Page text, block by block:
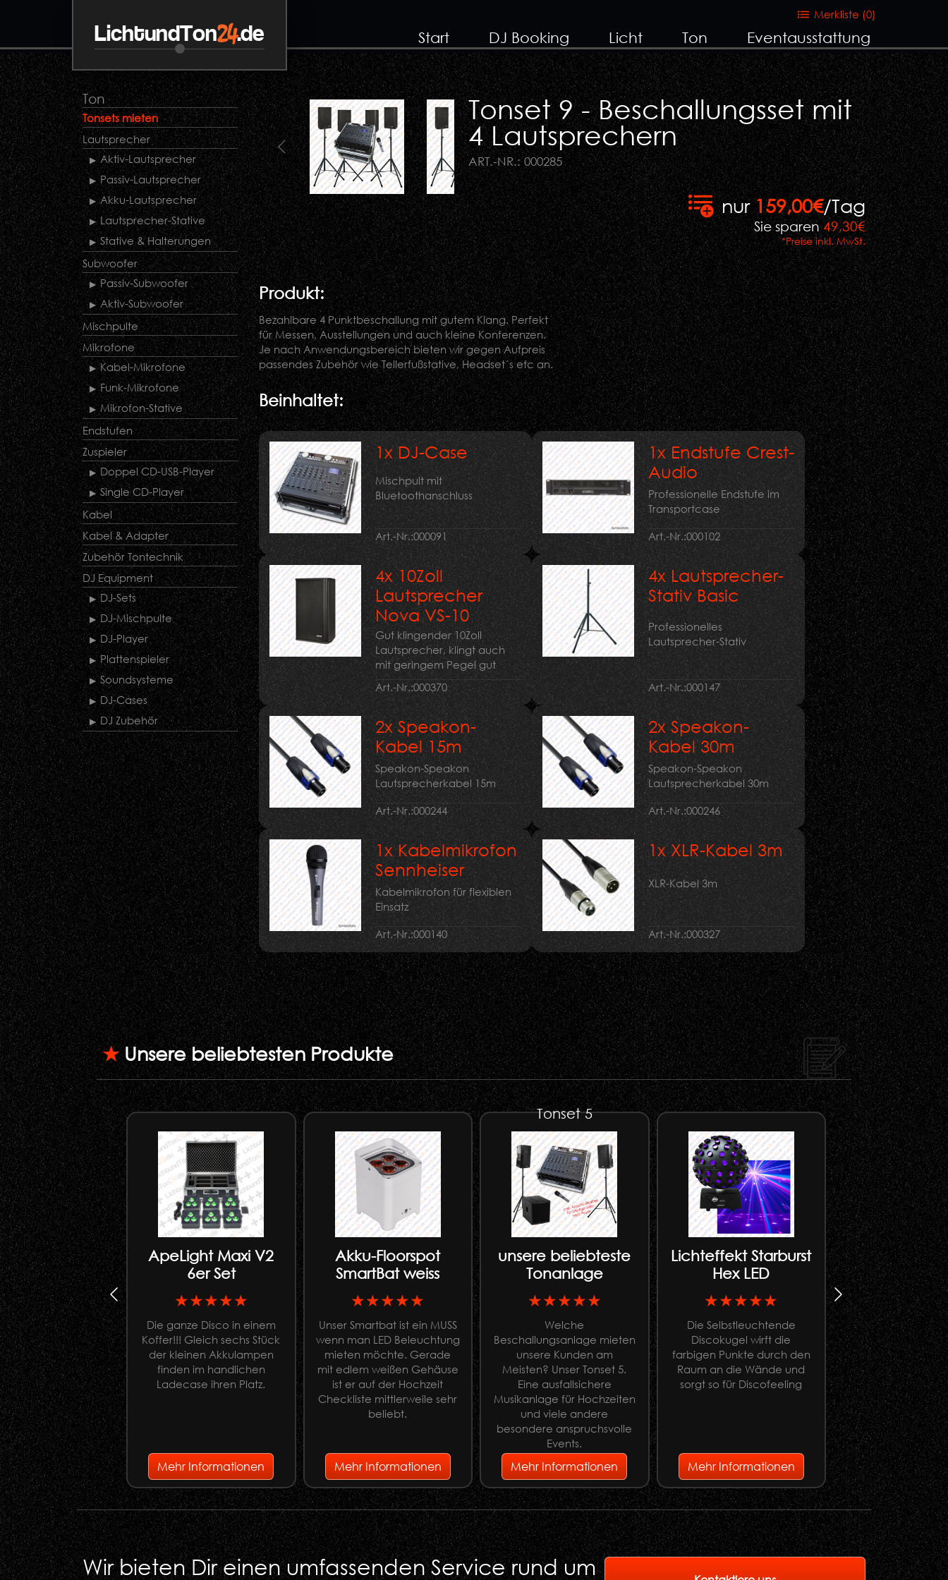
Merkliste (0)
Start DJ Booking Licht Ton Eventausstattung
LichtundTon24.de
Ton
Tonsets mieten
Lautsprecher
Aktiv-Lautsprecher
Passiv-Lautsprecher
Akku-Lautsprecher
Lautsprecher-Stative
Stative & Halterungen
Subwoofer
Passiv-Subwoofer
Aktiv-Subwoofer
Mischpulte
Mikrofone
Kabel-Mikrofone
Funk-Mikrofone
Mikrofon-Stative
Endstufen
Zuspieler
Doppel CD-USB-Player
Single CD-Player
Kabel
Kabel & Adapter
Zubehör Tontechnik
DJ Equipment
DJ-Sets
DJ-Mischpulte
DJ-Player
Plattenspieler
Soundsysteme
DJ-Cases
DJ Zubehör
Tonset 9 - Beschallungsset mit
4 Lautsprechern
ART.-NR.: 000285
nur159,00€/Tag
Sie sparen49,30€
*Preise inkl. MwSt.
Produkt:
Bezahlbare 4 Punktbeschallung mit gutem Klang. Perfekt
für Messen, Ausstellungen und auch kleine Konferenzen.
Je nach Anwendungsbereich bieten wir gegen Aufpreis
passendes Zubehör wie Tellerfußstative, Headset´s etc an.
Beinhaltet:
1x DJ-Case
Mischpult mit
Bluetoothanschluss
Art.-Nr.:000091
1x Endstufe Crest-
Audio
Professionelle Endstufe im
Transportcase
Art.-Nr.:000102
4x 10Zoll
Lautsprecher
Nova VS-10
Gut klingender 10Zoll
Lautsprecher, klingt auch
mit geringem Pegel gut
Art.-Nr.:000370
4x Lautsprecher-
Stativ Basic
Professionelles
Lautsprecher-Stativ
Art.-Nr.:000147
2x Speakon-
Kabel 15m
Speakon-Speakon
Lautsprecherkabel 15m
Art.-Nr.:000244
2x Speakon-
Kabel 30m
Speakon-Speakon
Lautsprecherkabel 30m
Art.-Nr.:000246
1x Kabelmikrofon
Sennheiser
Kabelmikrofon für flexiblen
Einsatz
Art.-Nr.:000140
1x XLR-Kabel 3m
XLR-Kabel 3m
Art.-Nr.:000327
★Unsere beliebtesten Produkte
ApeLight Maxi V2
6er Set
★★★★★
Die ganze Disco in einem
Koffer!!! Gleich sechs Stück
der kleinen Akkulampen
finden im handlichen
Ladecase ihren Platz.
Mehr Informationen
Akku-Floorspot
SmartBat weiss
★★★★★
Unser Smartbat ist ein MUSS
wenn man LED Beleuchtung
mieten möchte. Gerade
mit edlem weißen Gehäuse
ist er auf der Hochzeit
Checkliste mittlerweile sehr
beliebt.
Mehr Informationen
Tonset 5
unsere beliebteste
Tonanlage
★★★★★
Welche
Beschallungsanlage mieten
unsere Kunden am
Meisten? Unser Tonset 5.
Eine ausfallsichere
Musikanlage für Hochzeiten
und viele andere
besondere anspruchsvolle
Events.
Mehr Informationen
Lichteffekt Starburst
Hex LED
★★★★★
Die Selbstleuchtende
Discokugel wirft die
farbigen Punkte durch den
Raum an die Wände und
sorgt so für Discofeeling
Mehr Informationen
Ständer
Apesticks
Lichtständer für
Montage von
(Apestick 4,
Apestick
Mehr
Wir bieten Dir einen umfassenden Service rund um